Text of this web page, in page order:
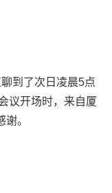
到了次日凌晨5点
议开场时，来自厦
。